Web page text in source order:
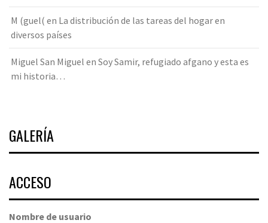
M (guel( en La distribución de las tareas del hogar en
diversos países
Miguel San Miguel en Soy Samir, refugiado afgano y esta es
mi historia…
GALERÍA
ACCESO
Nombre de usuario